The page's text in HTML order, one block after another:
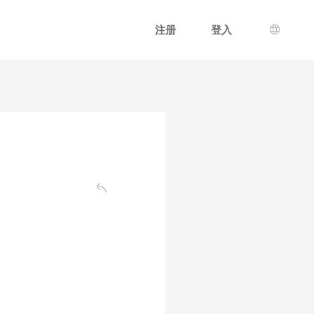
注册 登入
语言选
返回